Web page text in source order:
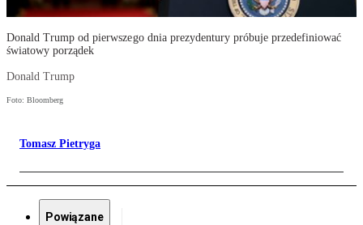
Donald Trump od pierwszego dnia prezydentury próbuje przedefiniować
światowy porządek
Donald Trump
Foto: Bloomberg
Tomasz Pietryga
Powiązane